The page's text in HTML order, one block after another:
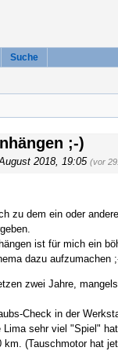
Suche
;-)
2018, 19:05 (vor
zu dem ein oder
ist für mich ein
dazu aufzumachen
zwei Jahre,
Check in der
sehr viel "Spiel"
(Tauschmotor hat